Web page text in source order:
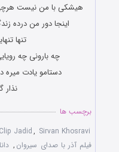
هیشکی با من نیست هرچی
اینجا دور من درده
تنها
چه بارونی چه
دستامو یادت میره
نذار
برچسب ها
Jadid, Sirvan Khosravi
فیلم آذر با صدای سیروان ,